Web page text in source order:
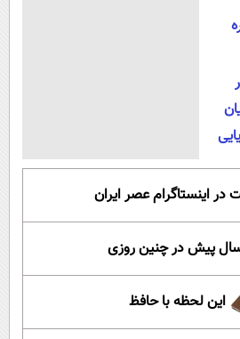
در اینستاگرام عصر ایران
این لحظه با حافظ